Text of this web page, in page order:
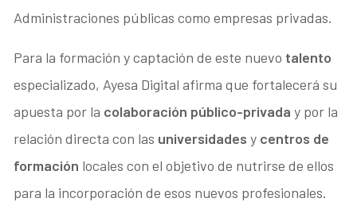
Administraciones públicas como empresas privadas.
Para la formación y captación de este nuevo talento
especializado, Ayesa Digital afirma que fortalecerá su
apuesta por la colaboración público-privada y por la
relación directa con las universidadesy centros de
formación locales con el objetivo de nutrirse de ellos
para la incorporación de esos nuevos profesionales.